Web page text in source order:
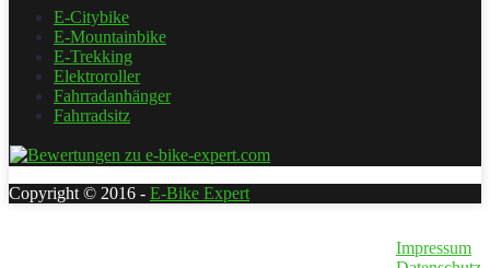
E-Citybike
E-Mountainbike
E-Trekking
Elektroroller
Fahrradanhänger
Fahrradsitz
Copyright © 2016 - E-Bike Expert
Impressum